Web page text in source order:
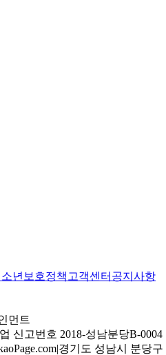
년보호정책 고객센터 공지사항
먼트
신고번호 2018-성남분당B-0004
|경기도 성남시 분당구